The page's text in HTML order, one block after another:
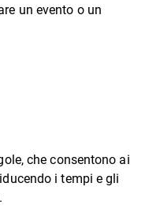
un evento o un
che consentono ai
i tempi e gli